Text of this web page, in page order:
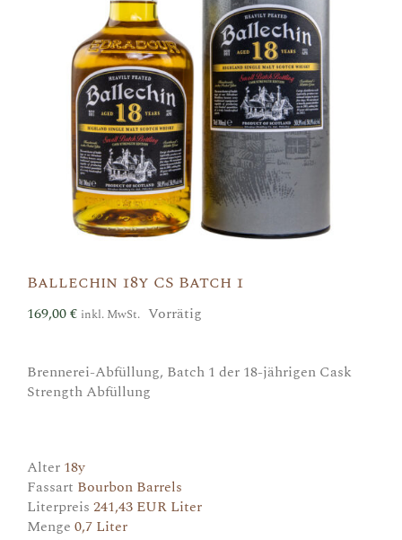
Ballechin 18y CS Batch 1
169,00€ inkl. MwSt. Vorrätig
Brennerei-Abfüllung, Batch 1 der 18-jährigen Cask
Strength Abfüllung
Alter 18y
Fassart Bourbon Barrels
Literpreis 241,43 EUR Liter
Menge 0,7 Liter